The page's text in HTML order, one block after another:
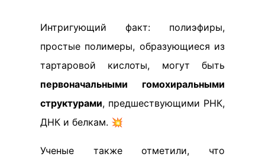
Интригующий факт: полиэфиры,
простые полимеры, образующиеся из
тартаровой кислоты, могут быть
первоначальными гомохиральными
структурами, предшествующими РНК,
ДНК и белкам. 💥
Ученые также отметили, что